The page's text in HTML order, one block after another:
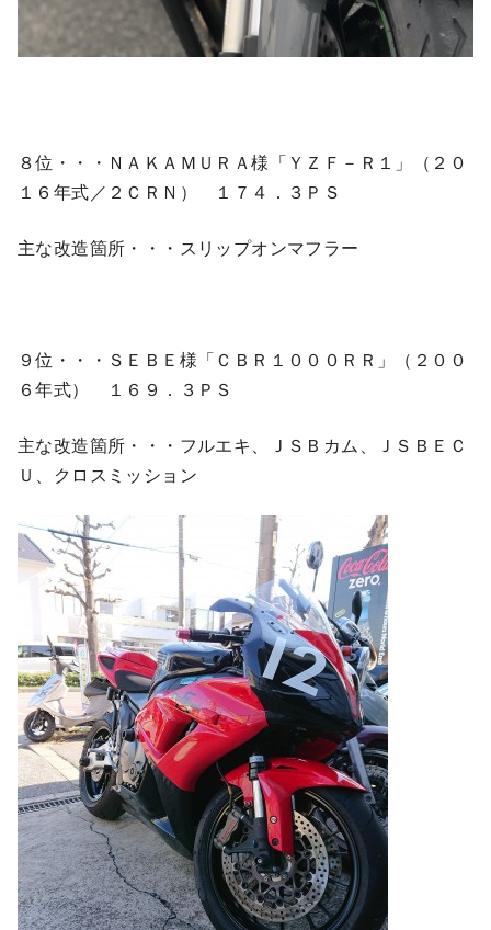
８位・・・ＮＡＫＡＭＵＲＡ様「ＹＺＦ－Ｒ１」（２０
１６年式／２ＣＲＮ） １７４．３ＰＳ
主な改造箇所・・・スリップオンマフラー
９位・・・ＳＥＢＥ様「ＣＢＲ１０００ＲＲ」（２００
６年式） １６９．３ＰＳ
主な改造箇所・・・フルエキ、ＪＳＢカム、ＪＳＢＥＣ
Ｕ、クロスミッション